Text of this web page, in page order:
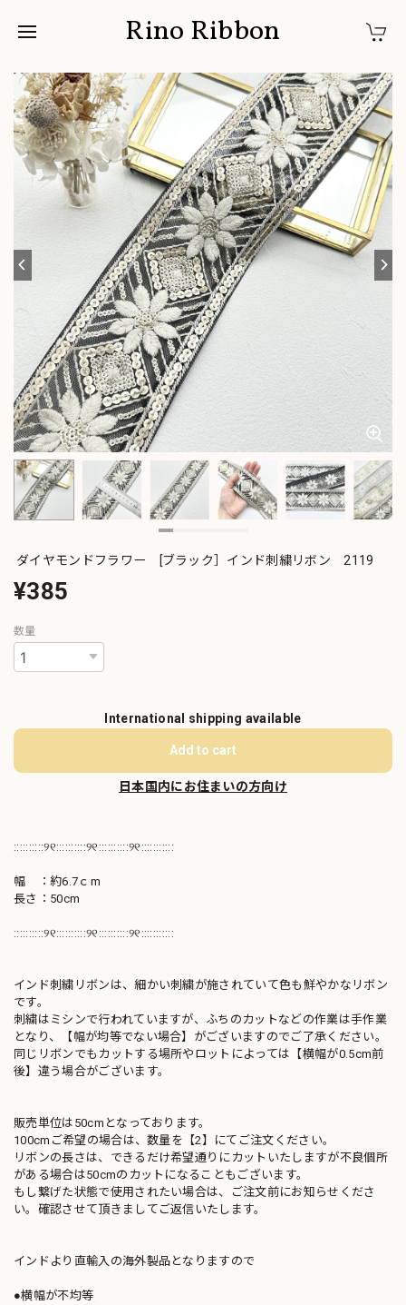
Rino Ribbon
ダイヤモンドフラワー [ブラック］インド刺繍リボン 2119
¥385
数量
International shipping available
Add to cart
日本国内にお住まいの方向け
::::::::::୨୧::::::::::୨୧::::::::::୨୧:::::::::::
幅 ：約6.7ｃm
長さ：50cm
::::::::::୨୧::::::::::୨୧::::::::::୨୧:::::::::::
インド刺繍リボンは、細かい刺繍が施されていて色も鮮やかなリボン
です。
刺繍はミシンで行われていますが、ふちのカットなどの作業は手作業
となり、【幅が均等でない場合】がございますのでご了承ください。
同じリボンでもカットする場所やロットによっては【横幅が0.5cm前
後】違う場合がございます。
販売単位は50cmとなっております。
100cmご希望の場合は、数量を【2】にてご注文ください。
リボンの長さは、できるだけ希望通りにカットいたしますが不良個所
がある場合は50cmのカットになることもございます。
もし繋げた状態で使用されたい場合は、ご注文前にお知らせくださ
い。確認させて頂きましてご返信いたします。
インドより直輸入の海外製品となりますので
●横幅が不均等